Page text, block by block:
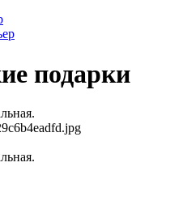
подарки